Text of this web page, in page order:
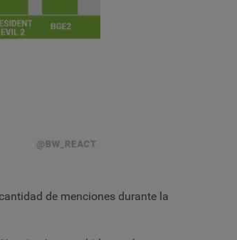
de menciones durante la